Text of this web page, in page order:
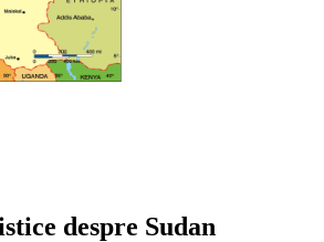
despre Sudan